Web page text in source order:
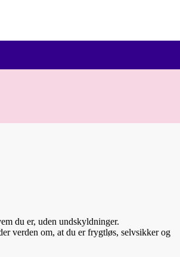
du er, uden undskyldninger.
verden om, at du er frygtløs, selvsikker og